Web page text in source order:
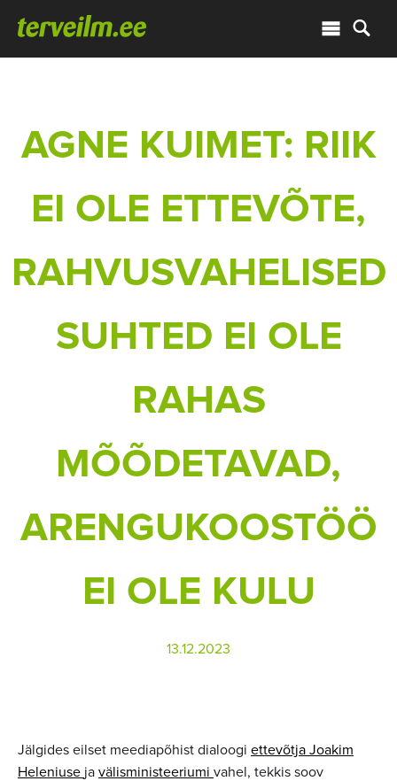
AGNE KUIMET: RIIK
EI OLE ETTEVÕTE,
RAHVUSVAHELISED
SUHTED EI OLE
RAHAS
MÕÕDETAVAD,
ARENGUKOOSTÖÖ
EI OLE KULU
13.12.2023
Jälgides eilset meediapõhist dialoogi ettevõtja Joakim
Heleniuse ja välisministeeriumi vahel, tekkis soov